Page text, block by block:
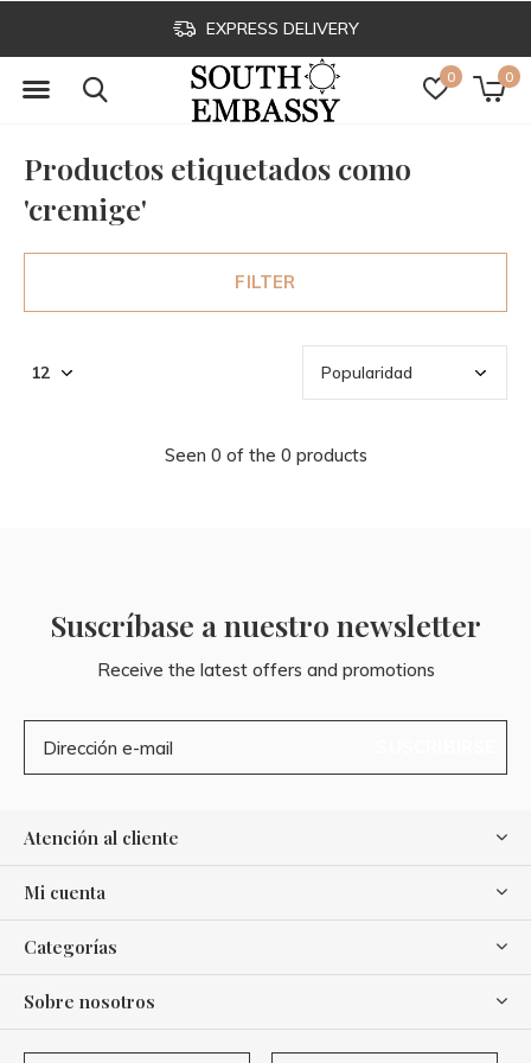
0 0
EXPRESS DELIVERY
Productos etiquetados como
'cremige'
FILTER
Seen 0 of the 0 products
Suscríbase a nuestro newsletter
Receive the latest offers and promotions
Atención al cliente
Mi cuenta
Categorías
Sobre nosotros